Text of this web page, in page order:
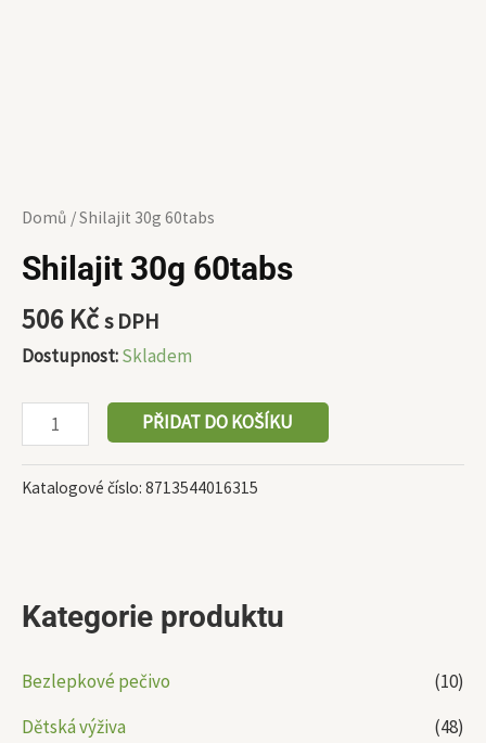
Kategorie produktu
Bezlepkové pečivo
(10)
Dětská výživa
(48)
Domů / Shilajit 30g 60tabs
Shilajit 30g 60tabs
506 Kčs DPH
Dostupnost:Skladem
PŘIDAT DO KOŠÍKU
Katalogové číslo: 8713544016315